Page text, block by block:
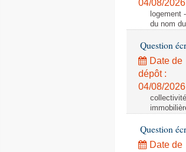
04/08/2026
logement
du nom
Question
Date de
dépôt :
04/08/2026
Question
Date de